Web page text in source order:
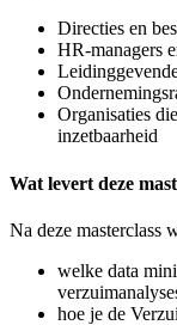
Directies en
HR-managers
Organisaties
inzetbaarheid
Wat levert deze
Na deze masterclass
welke data
hoe je de